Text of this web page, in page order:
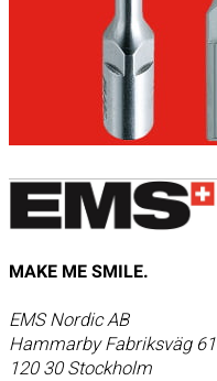
MAKE ME SMILE.
EMS Nordic AB
Hammarby Fabriksväg 61
120 30 Stockholm